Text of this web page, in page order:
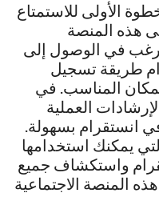
الأولى للاستمتاع
هذه المنصة
في الوصول إلى
طريقة تسجيل
المناسب. في
العملية
انستقرام بسهولة.
يمكنك استخدامها
واستكشاف جميع
المنصة الاجتماعية